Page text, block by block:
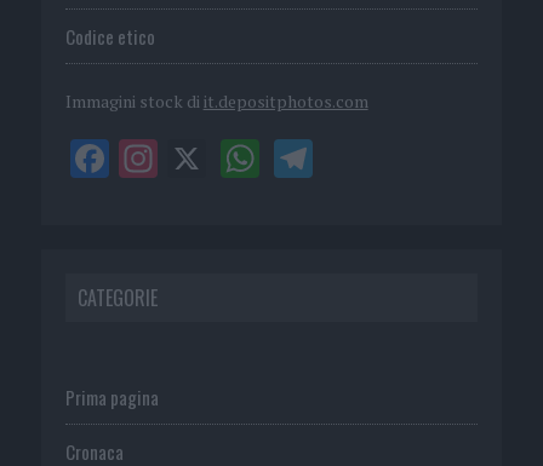
Codice etico
Immagini stock di it.depositphotos.com
CATEGORIE
Prima pagina
Cronaca